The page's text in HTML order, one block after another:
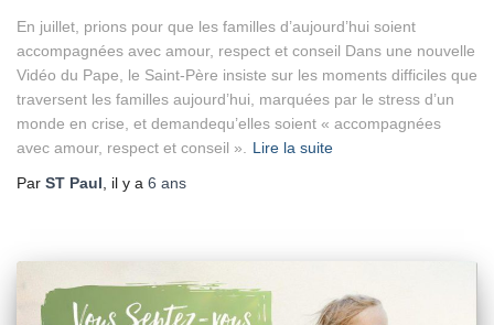
En juillet, prions pour que les familles d’aujourd’hui soient
accompagnées avec amour, respect et conseil Dans une nouvelle
Vidéo du Pape, le Saint-Père insiste sur les moments difficiles que
traversent les familles aujourd’hui, marquées par le stress d’un
monde en crise, et demandequ’elles soient « accompagnées
avec amour, respect et conseil ».
Lire la suite
Par ST Paul , il y a 6 ans